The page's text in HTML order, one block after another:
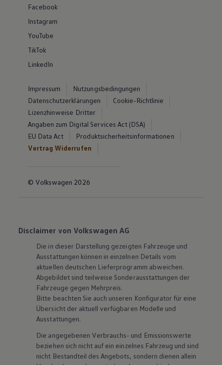
Facebook
Instagram
YouTube
TikTok
LinkedIn
Impressum
Nutzungsbedingungen
Datenschutzerklärungen
Cookie-Richtlinie
Lizenzhinweise Dritter
Angaben zum Digital Services Act (DSA)
EU Data Act
Produktsicherheitsinformationen
Vertrag Widerrufen
© Volkswagen 2026
Disclaimer von Volkswagen AG
Die in dieser Darstellung gezeigten Fahrzeuge und
Ausstattungen können in einzelnen Details vom
aktuellen deutschen Lieferprogramm abweichen.
Abgebildet sind teilweise Sonderausstattungen der
Fahrzeuge gegen Mehrpreis.
Bitte beachten Sie auch unseren Konfigurator für eine
Übersicht der aktuell verfügbaren Modelle und
Ausstattungen.
Die angegebenen Verbrauchs- und Emissionswerte
beziehen sich nicht auf ein einzelnes Fahrzeug und sind
nicht Bestandteil des Angebots, sondern dienen allein